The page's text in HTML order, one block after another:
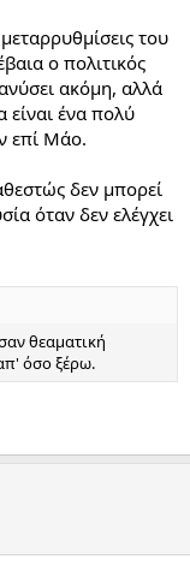
του
ο πολιτικός
ακόμη, αλλά
είναι ένα πολύ
επί Μάο.
δεν μπορεί
όταν δεν ελέγχει
θεαματική
όσο ξέρω.